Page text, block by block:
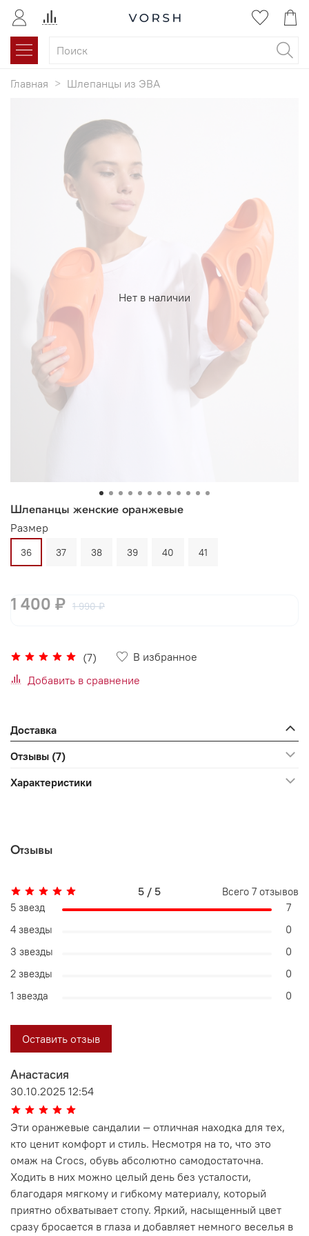
Главная Шлепанцы из ЭВА
Нет в наличии
Шлепанцы женские оранжевые
(7)
В избранное
Добавить в сравнение
Размер
36 37 38 39 40 41
1 400 ₽ 1 990 ₽
Доставка
Отзывы (7)
Характеристики
Отзывы
Анастасия
30.10.2025 12:54
Эти оранжевые сандалии — отличная находка для тех,
кто ценит комфорт и стиль. Несмотря на то, что это
омаж на Crocs, обувь абсолютно самодостаточна.
Ходить в них можно целый день без усталости,
благодаря мягкому и гибкому материалу, который
приятно обхватывает стопу. Яркий, насыщенный цвет
сразу бросается в глаза и добавляет немного веселья в
5 / 5 Всего 7 отзывов
5 звезд
7
4 звезды
0
3 звезды
0
2 звезды
0
1 звезда
0
Оставить отзыв